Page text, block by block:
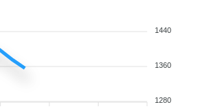
1440
1360
1280